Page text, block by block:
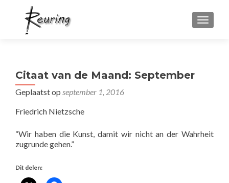
Citaat van de Maand: September
Geplaatst op september 1, 2016
Friedrich Nietzsche
“Wir haben die Kunst, damit wir nicht an der Wahrheit
zugrunde gehen.”
Dit delen: